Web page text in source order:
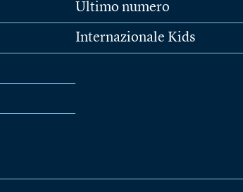
Ultimo numero
Internazionale Kids